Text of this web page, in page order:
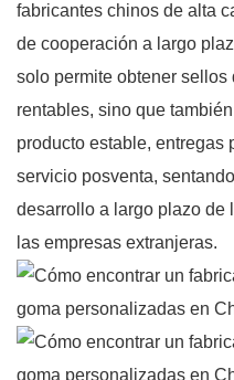
fabricantes chinos de alta
de cooperación a largo
solo permite obtener
rentables, sino que
producto estable, entregas
servicio posventa,
desarrollo a largo plazo de
las empresas extranjeras.